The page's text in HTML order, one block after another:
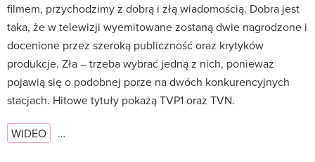
filmem, przychodzimy z dobrą i złą wiadomością. Dobra jest
taka, że w telewizji wyemitowane zostaną dwie nagrodzone i
docenione przez szeroką publiczność oraz krytyków
produkcje. Zła – trzeba wybrać jedną z nich, ponieważ
pojawią się o podobnej porze na dwóch konkurencyjnych
stacjach. Hitowe tytuły pokażą TVP1 oraz TVN.
WIDEO …